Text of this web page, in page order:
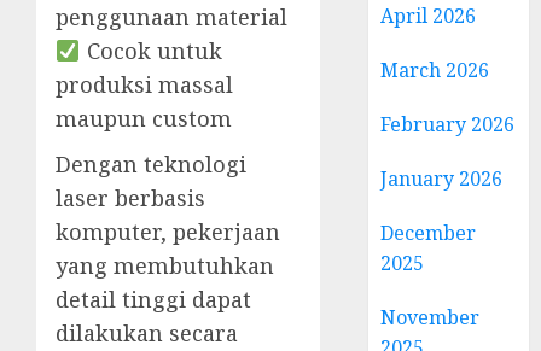
penggunaan material
Cocok untuk
produksi massal
maupun custom
Dengan teknologi
laser berbasis
komputer, pekerjaan
yang membutuhkan
detail tinggi dapat
dilakukan secara
April 2026
March 2026
February 2026
January 2026
December
2025
November